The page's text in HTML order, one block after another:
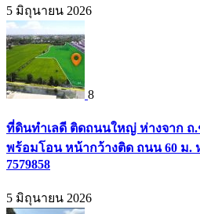
5 มิถุนายน 2026
8
ที่ดินทำเลดี ติดถนนใหญ่ ห่างจาก ถ.
พร้อมโอน หน้ากว้างติด ถนน 60 ม.
7579858
5 มิถุนายน 2026